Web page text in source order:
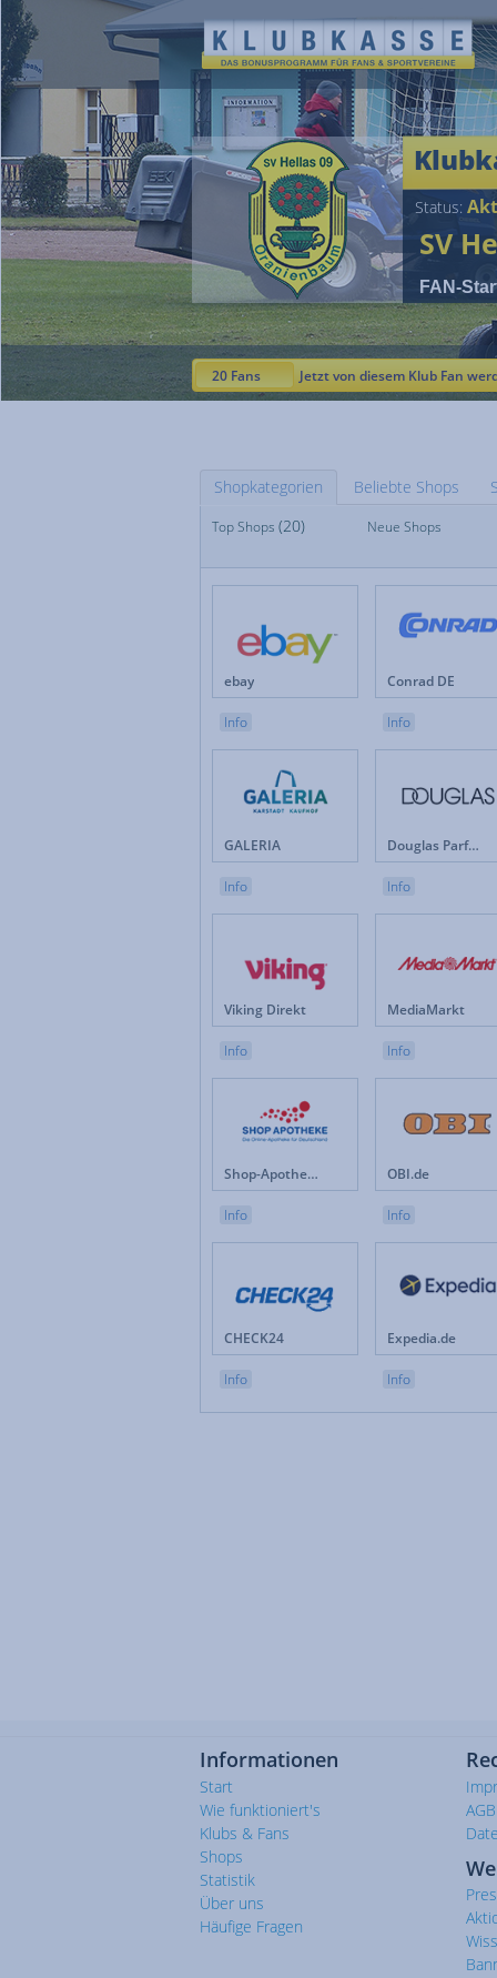
Status:
SV
FAN-
20 Fans Jetzt von diesem Klub Fan
Shopkategorien Beliebte Shops
Top Shops
Apotheken
Baby & Kinder
Blumen
Brillen & Kontaktlinsen
Bücher & Zeitschriften
Büro & Betrieb
Elektronik & Haushaltgeräte
Energieversorger
Versicherungen & Finanzen
Weihnachten
Top Shops (20) Neue Shops
ebay
Info
Conrad DE
Info
GALERIA
Info
Douglas Parfümerie DE
Info
Viking Direkt
Info
MediaMarkt
Info
Shop-Apotheke.com
Info
OBI.de
Info
CHECK24
Info
Expedia.de
Info
Informationen
Start
Wie funktioniert's
Klubs & Fans
Shops
Statistik
Über uns
Häufige Fragen
AGB